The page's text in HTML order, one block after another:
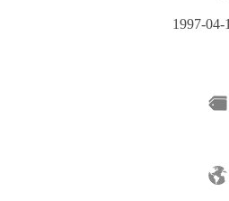
1997-04-